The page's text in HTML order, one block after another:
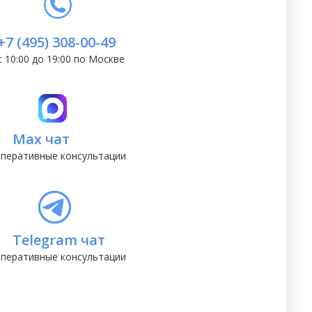
(495) 308-00-49
10:00 до 19:00 по Москве
Max чат
консультации
Telegram чат
консультации